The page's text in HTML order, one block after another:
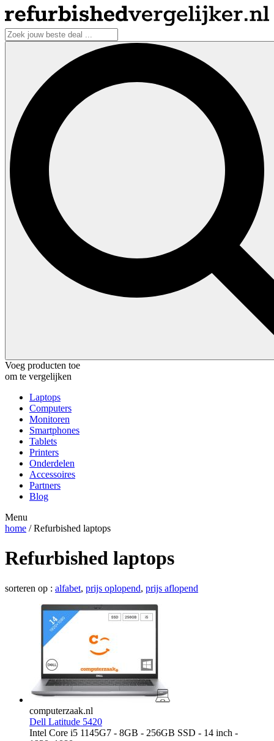
Voeg producten toe
om te vergelijken
Laptops
Computers
Monitoren
Smartphones
Tablets
Printers
Onderdelen
Accessoires
Partners
Blog
Menu
home / Refurbished laptops
Refurbished laptops
sorteren op : alfabet, prijs oplopend, prijs aflopend
computerzaak.nl
Dell Latitude 5420
Intel Core i5 1145G7 - 8GB - 256GB SSD - 14 inch -